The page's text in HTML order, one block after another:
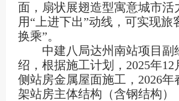
面，扇状展翅造型寓意城市活
用“上进下出”动线，可实现旅
换乘”。
中建八局达州南站项目副
绍，根据施工计划，2025年
侧站房金属屋面施工，2026年
架站房主体结构（含钢结构）